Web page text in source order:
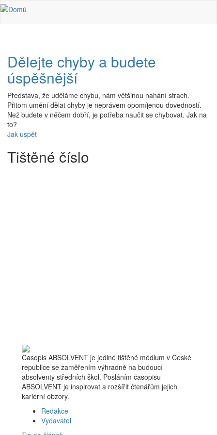
Přejít k hlavnímu obsahu
Dělejte chyby a budete
úspěšnější
Představa, že uděláme chybu, nám většinou nahání strach.
Přitom umění dělat chyby je neprávem opomíjenou dovedností.
Než budete v něčem dobří, je potřeba naučit se chybovat. Jak na
to?
Jak uspět
Tištěné číslo
Časopis ABSOLVENT je jediné tištěné médium v České
republice se zaměřením výhradně na budoucí
absolventy středních škol. Posláním časopisu
ABSOLVENT je inspirovat a rozšířit čtenářům jejich
kariérní obzory.
Redakce
Vydavatel